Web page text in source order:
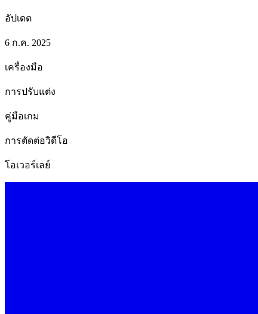
อัปเดต
6 ก.ค. 2025
เครื่องมือ
การปรับแต่ง
คู่มือเกม
การตัดต่อวิดีโอ
โอเวอร์เลย์